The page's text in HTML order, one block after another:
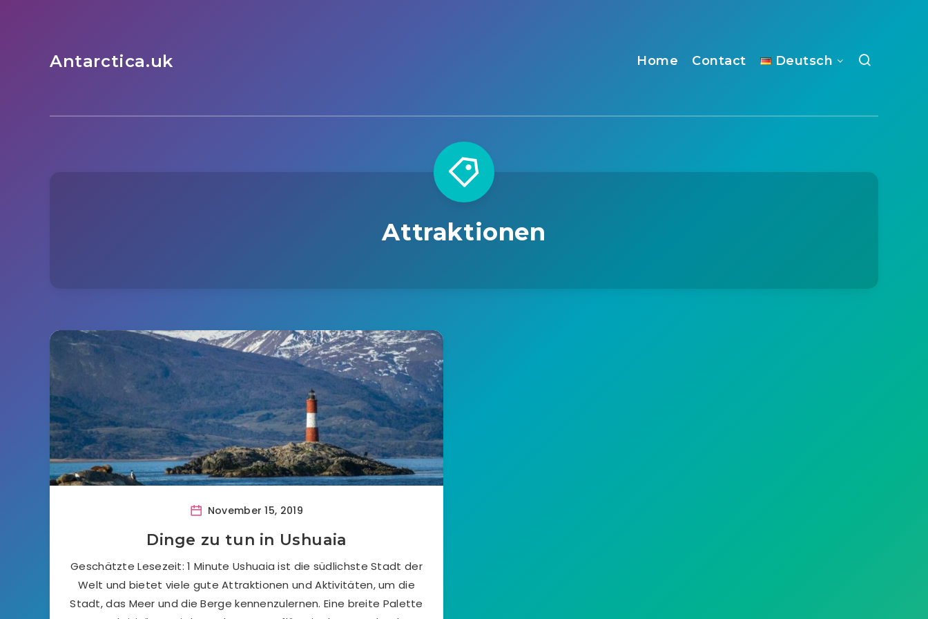
Antarctica.uk Home Contact Deutsch
Attraktionen
November 15, 2019
Dinge zu tun in Ushuaia
Geschätzte Lesezeit: 1 Minute Ushuaia ist die südlichste Stadt der
Welt und bietet viele gute Attraktionen und Aktivitäten, um die
Stadt, das Meer und die Berge kennenzulernen. Eine breite Palette